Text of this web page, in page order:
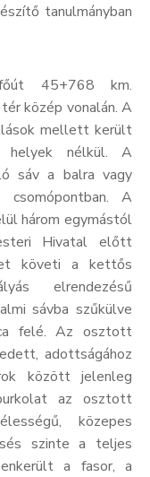
tanulmányban
45+768 km.
közép vonalán. A
mellett került
helyek nélkül. A
sáv a balra vagy
csomópontban. A
három egymástól
Hivatal előtt
követi a kettős
elrendezésű
sávba szűkülve
felé. Az osztott
adottságához
között jelenleg
az osztott
közepes
szinte a teljes
a fasor, a